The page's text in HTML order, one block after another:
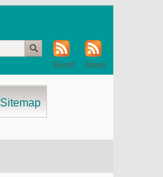
News
Event
Sitemap